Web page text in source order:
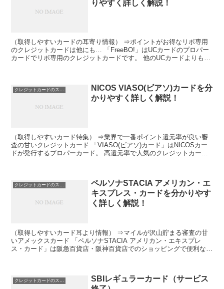
りやすく詳しく解説！
（取得しやすいカードの耳寄り情報） ⇒ポイントがお得なリボ専用
のクレジットカードは他にも… 「FreeBO!」はUCカードのプロパー
カードでリボ専用のクレジットカードです。 他のUCカードよりも基
NICOS VIASO(ビアソ)カードを分
かりやすく詳しく解説！
（取得しやすいカード特集） ⇒業界で一番ポイント還元率が良い審
査の甘いクレジットカード 「VIASO(ビアソ)カード」はNICOSカー
ドが発行するプロパーカード。 高還元率で人気のクレジットカード
クレジットカードのスペック
ペルソナSTACIA アメリカン・エ
キスプレス・カードを分かりやす
く詳しく解説！
（取得しやすいカード耳より情報） ⇒マイルが沢山貯まる審査の甘
いアメックスカード 「ペルソナSTACIA アメリカン・エキスプレ
ス・カード」は阪急百貨店・阪神百貨店でのショッピングで便利なク
SBIレギュラーカード（サービス